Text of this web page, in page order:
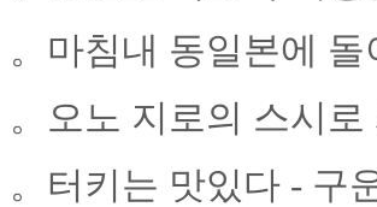
。마침내 동일본에
。오노 지로의 스시
。터키는 맛있다 - 구